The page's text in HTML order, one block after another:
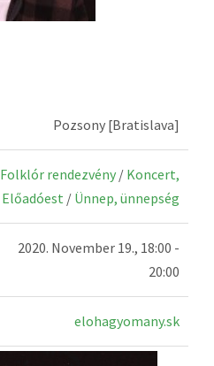
Pozsony [Bratislava]
Folklór rendezvény / Koncert,
Előadóest / Ünnep, ünnepség
2020. November 19., 18:00 -
20:00
elohagyomany.sk